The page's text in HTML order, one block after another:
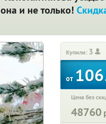
и не только!
Купили: 3
от
Цена без
48760